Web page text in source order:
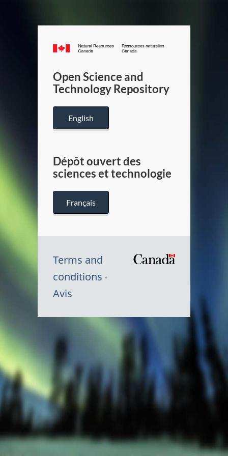
Canada.ca
/
Canada
Open Science and
Technology Repository
English
Dépôt ouvert des
sciences et technologie
Français
Terms and
conditions
Avis
Canada